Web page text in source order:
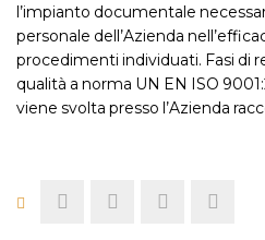
l’impianto documentale
personale dell’Azienda
procedimenti individuati. Fasi di
qualità a norma UN EN ISO
viene svolta presso l’Azienda